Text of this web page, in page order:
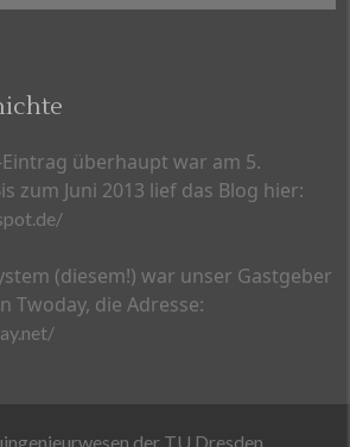
überhaupt war am 5.
zum Juni 2013 lief das Blog hier:
(diesem!) war unser Gastgeber
Twoday, die Adresse:
der TU Dresden